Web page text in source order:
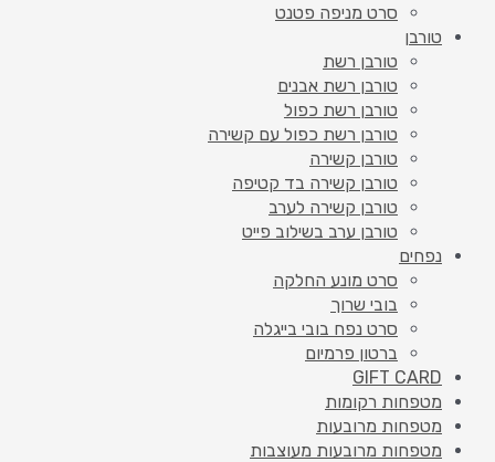
סרט מניפה פטנט
טורבן
טורבן רשת
טורבן רשת אבנים
טורבן רשת כפול
טורבן רשת כפול עם קשירה
טורבן קשירה
טורבן קשירה בד קטיפה
טורבן קשירה לערב
טורבן ערב בשילוב פייט
נפחים
סרט מונע החלקה
בובי שרוך
סרט נפח בובי בייגלה
ברטון פרמיום
GIFT CARD
מטפחות רקומות
מטפחות מרובעות
מטפחות מרובעות מעוצבות